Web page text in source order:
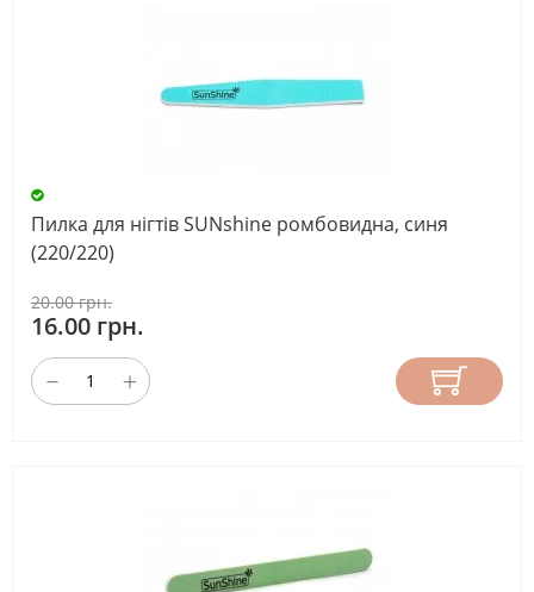
Пилка для нігтів SUNshine ромбовидна, синя
(220/220)
20.00 грн.
16.00 грн.